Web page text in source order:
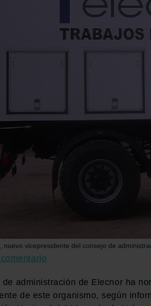
nuevo vicepresidente del consejo de
de administración de Elecnor ha
de este organismo, según